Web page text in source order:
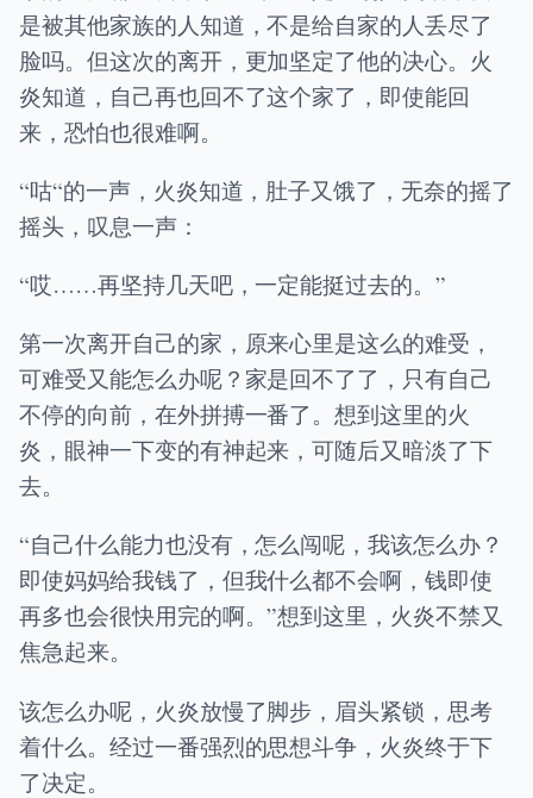
是被其他家族的人知道，不是给自家的人丢尽了
脸吗。但这次的离开，更加坚定了他的决心。火
炎知道，自己再也回不了这个家了，即使能回
来，恐怕也很难啊。
“咕“的一声，火炎知道，肚子又饿了，无奈的摇了
摇头，叹息一声：
“哎……再坚持几天吧，一定能挺过去的。”
第一次离开自己的家，原来心里是这么的难受，
可难受又能怎么办呢？家是回不了了，只有自己
不停的向前，在外拼搏一番了。想到这里的火
炎，眼神一下变的有神起来，可随后又暗淡了下
去。
“自己什么能力也没有，怎么闯呢，我该怎么办？
即使妈妈给我钱了，但我什么都不会啊，钱即使
再多也会很快用完的啊。”想到这里，火炎不禁又
焦急起来。
该怎么办呢，火炎放慢了脚步，眉头紧锁，思考
着什么。经过一番强烈的思想斗争，火炎终于下
了决定。